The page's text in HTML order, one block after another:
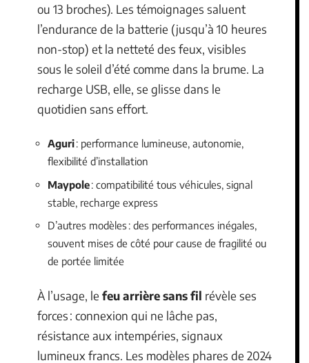
ou 13 broches). Les témoignages saluent
l’endurance de la batterie (jusqu’à 10 heures
non-stop) et la netteté des feux, visibles
sous le soleil d’été comme dans la brume. La
recharge USB, elle, se glisse dans le
quotidien sans effort.
Aguri: performance lumineuse, autonomie,
flexibilité d’installation
Maypole: compatibilité tous véhicules, signal
stable, recharge express
D’autres modèles : des performances inégales,
souvent mises de côté pour cause de fragilité ou
de portée limitée
À l’usage, le feu arrière sans fil révèle ses
forces : connexion qui ne lâche pas,
résistance aux intempéries, signaux
lumineux francs. Les modèles phares de 2024